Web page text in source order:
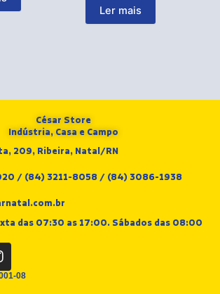
Ler mais
César Store
Indústria, Casa e Campo
209, Ribeira, Natal/RN
/ (84) 3211-8058 / (84) 3086-1938
das 07:30 as 17:00. Sábados das 08:00
08